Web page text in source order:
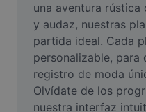
AI People Remover
AI Inpainting
Face Cutout
una aventura
y audaz, nuestras
partida ideal. Cada
personalizable, para
registro de moda
Olvídate de los
nuestra interfaz